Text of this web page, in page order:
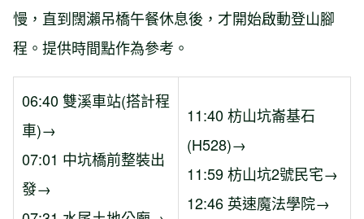
慢，直到闊瀨吊橋午餐休息後，才開始啟動登山腳
程。提供時間點作為參考。
06:40 雙溪車站(搭計程
車)→
07:01 中坑橋前整裝出
發→
11:40 枋山坑崙基石
(H528)→
11:59 枋山坑2號民宅→
12:46 英速魔法學院→